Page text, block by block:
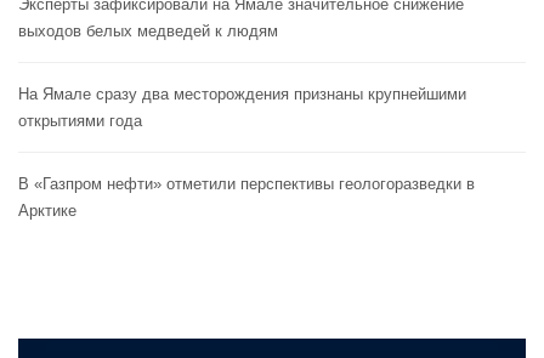
Эксперты зафиксировали на Ямале значительное снижение
выходов белых медведей к людям
На Ямале сразу два месторождения признаны крупнейшими
открытиями года
В «Газпром нефти» отметили перспективы геологоразведки в
Арктике